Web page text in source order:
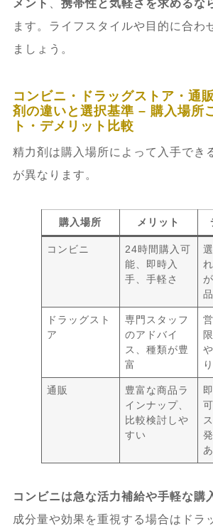
メント 携帯性と気軽さを求めるな
ます。ライフスタイルや目的に合わ
ましょう。
コンビニ・ドラッグストア・通
剤の違いと選択基準 – 購入場所
ト・デメリット比較
精力剤は購入場所によって入手でき
が異なります。
購入場所 メリット
コンビニ
24時間購入可
能、即時入
手、手軽さ
ドラッグスト
ア
専門スタッフ
のアドバイ
ス、種類が豊
富
り
通販
豊富な商品ラ
インナップ、
比較検討しや
すい
コンビニは急な活力補給や手軽な購
成分量や効果を重視する場合はドラ